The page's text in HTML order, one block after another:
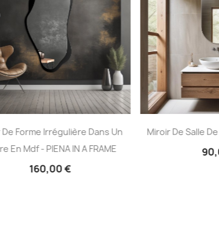
Forme Irrégulière Dans Un
En Mdf - PIENA IN A FRAME
160,00 €
Miroir De Salle